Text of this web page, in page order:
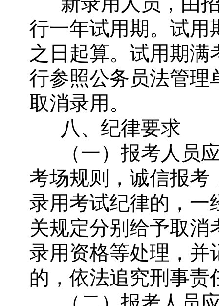
行一年试用期。试用
之日起算。试用期
行参照公务员法管理
取消录用。
八、纪律要求
（一）报考人员
考场规则，诚信报考
录用考试纪律的，一
关规定分别给予取
录用资格等处理，并
的，依法追究刑事责